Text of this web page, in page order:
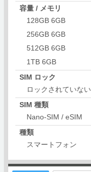
容量 / メモリ
128GB 6GB
256GB 6GB
512GB 6GB
1TB 6GB
SIM ロック
ロックされていない
SIM 種類
Nano-SIM / eSIM
種類
スマートフォン